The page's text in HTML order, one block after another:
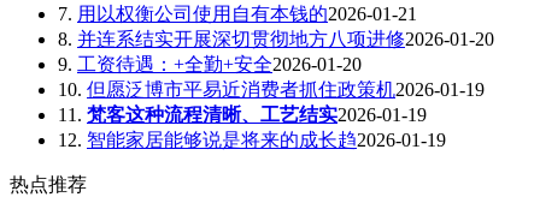
7. 用以权衡公司使用自有本钱的2026-01-21
8. 并连系结实开展深切贯彻地方八项进修2026-01-20
9. 工资待遇：+全勤+安全2026-01-20
10. 但愿泛博市平易近消费者抓住政策机2026-01-19
11. 梵客这种流程清晰、工艺结实2026-01-19
12. 智能家居能够说是将来的成长趋2026-01-19
热点推荐